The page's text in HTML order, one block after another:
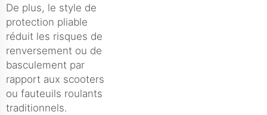
De plus, le style de
protection pliable
réduit les risques de
renversement ou de
basculement par
rapport aux scooters
ou fauteuils roulants
traditionnels.